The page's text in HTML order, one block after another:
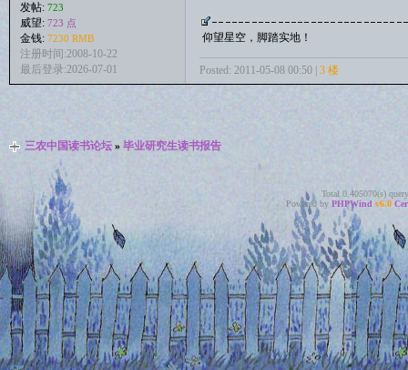
发帖: 723
威望: 723 点
金钱: 7230 RMB
注册时间:2008-10-22
最后登录:2026-07-01
仰望星空，脚踏实地！
Posted: 2011-05-08 00:50 | 3 楼
三农中国读书论坛» 毕业研究生读书报告
Total 0.405070(s)
Powered by PHPWind v6.0